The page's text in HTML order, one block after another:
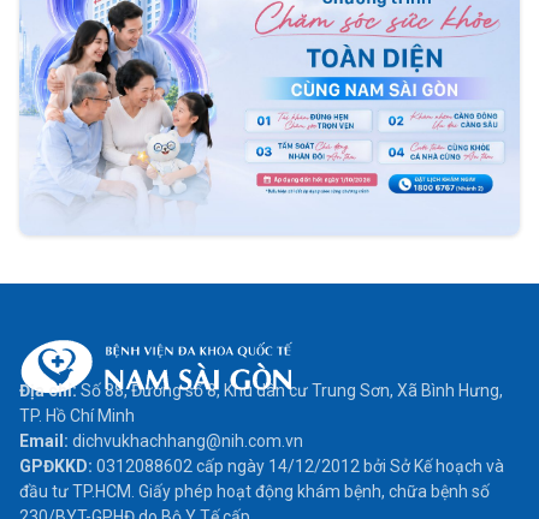
Địa chỉ:Số 88, Đường số 8, Khu dân cư Trung Sơn, Xã Bình Hưng,
TP. Hồ Chí Minh
Email: dichvukhachhang@nih.com.vn
GPĐKKD: 0312088602 cấp ngày 14/12/2012 bởi Sở Kế hoạch và
đầu tư TP.HCM. Giấy phép hoạt động khám bệnh, chữa bệnh số